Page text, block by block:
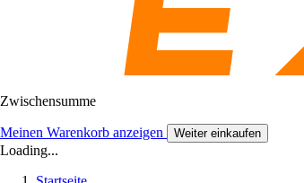
Zwischensumme
Meinen Warenkorb anzeigen Weiter einkaufen
Loading...